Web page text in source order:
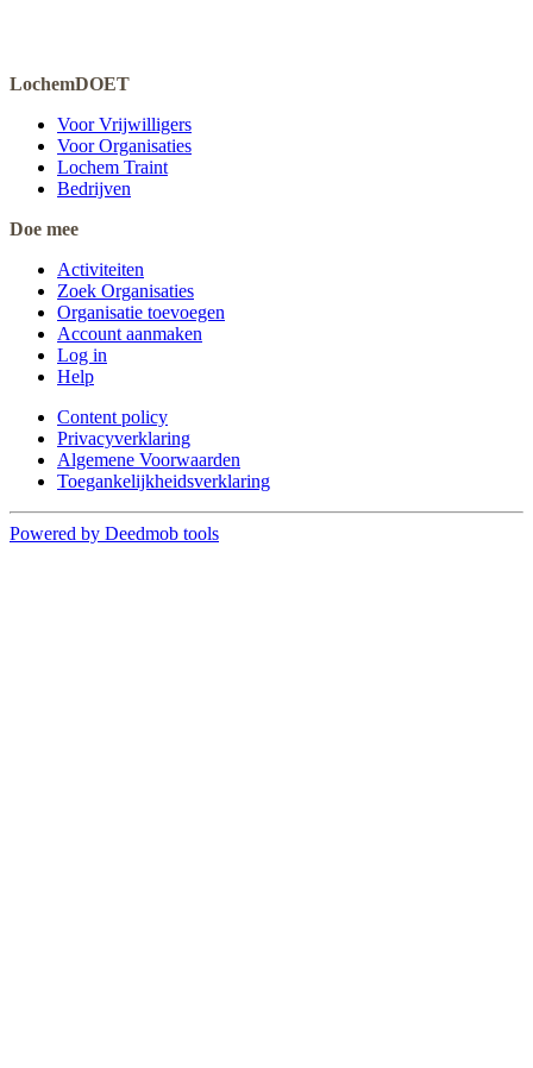
LochemDOET
Voor Vrijwilligers
Voor Organisaties
Lochem Traint
Bedrijven
Doe mee
Activiteiten
Zoek Organisaties
Organisatie toevoegen
Account aanmaken
Log in
Help
Content policy
Privacyverklaring
Algemene Voorwaarden
Toegankelijkheidsverklaring
Powered by Deedmob tools